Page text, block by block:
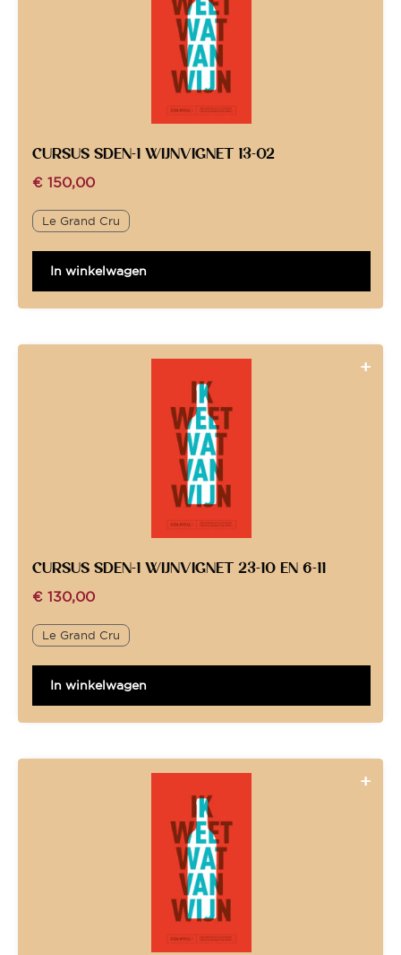
CURSUS SDEN-1 WIJNVIGNET 13-02
€ 150,00
Le Grand Cru
In winkelwagen
CURSUS SDEN-1 WIJNVIGNET 23-10 EN 6-11
€ 130,00
Le Grand Cru
In winkelwagen